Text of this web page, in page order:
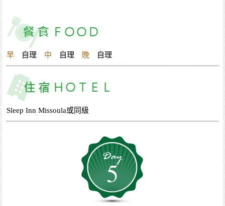
早 自理 中 自理 晚 自理
Sleep Inn Missoula或同級
5